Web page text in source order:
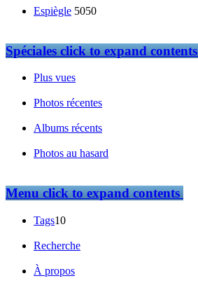
Espiègle 5050
Spécialesclick to expand contents
Plus vues
Photos récentes
Albums récents
Photos au hasard
Menuclick to expand contents
Tags10
Recherche
À propos